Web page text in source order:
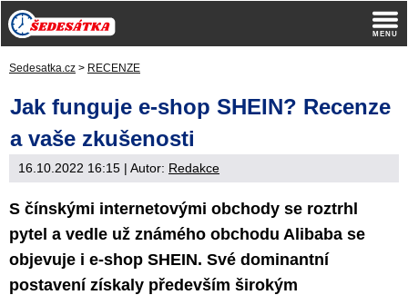
Sedesatka.cz > RECENZE
Jak funguje e-shop SHEIN? Recenze
a vaše zkušenosti
16.10.2022 16:15 | Autor: Redakce
S čínskými internetovými obchody se roztrhl
pytel a vedle už známého obchodu Alibaba se
objevuje i e-shop SHEIN. Své dominantní
postavení získaly především širokým